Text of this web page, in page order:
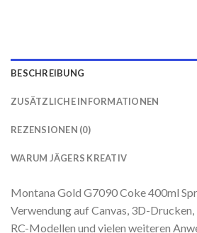
BESCHREIBUNG
ZUSÄTZLICHE INFORMATIONEN
REZENSIONEN (0)
WARUM JÄGERS KREATIV
Montana Gold G7090 Coke 400ml
Verwendung auf Canvas, 3D-
RC-Modellen und vielen weiteren